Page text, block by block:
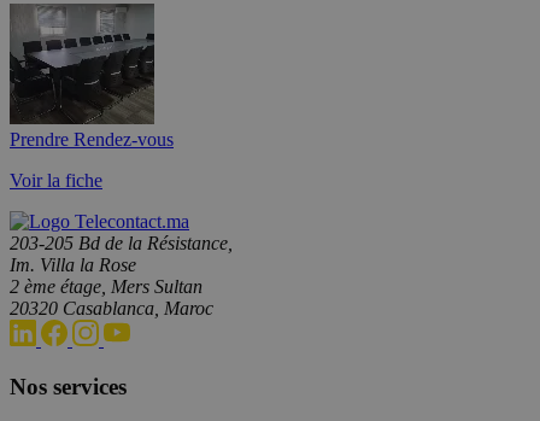
Prendre Rendez-vous
Voir la fiche
203-205 Bd de la Résistance,
Im. Villa la Rose
2 ème étage, Mers Sultan
20320 Casablanca, Maroc
Nos services